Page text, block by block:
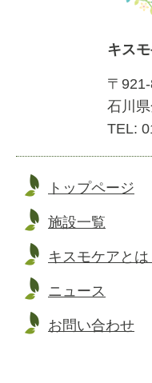
キス
〒
石川
TEL:
トップページ
施設一覧
キスモケアとは
ニュース
お問い合わせ